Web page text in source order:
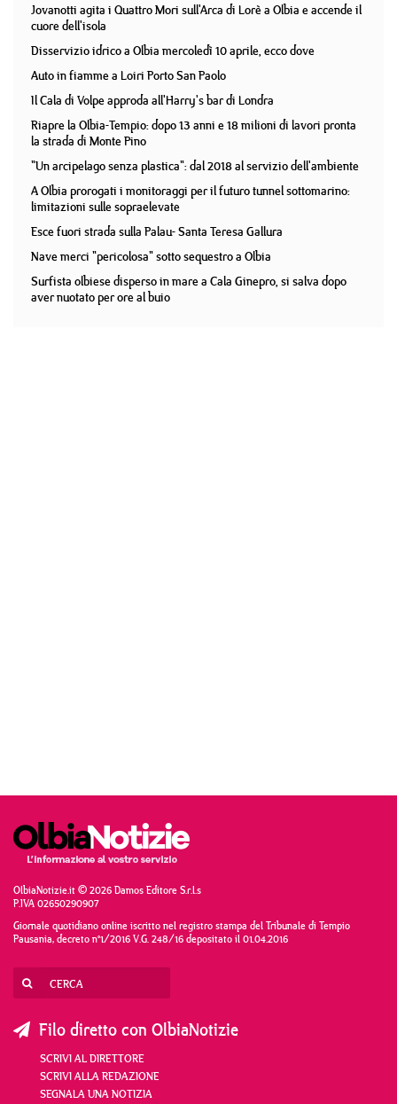
Jovanotti agita i Quattro Mori sull'Arca di Lorè a Olbia e accende il
cuore dell'isola
Disservizio idrico a Olbia mercoledì 10 aprile, ecco dove
Auto in fiamme a Loiri Porto San Paolo
Il Cala di Volpe approda all'Harry's bar di Londra
Riapre la Olbia-Tempio: dopo 13 anni e 18 milioni di lavori pronta
la strada di Monte Pino
"Un arcipelago senza plastica": dal 2018 al servizio dell'ambiente
A Olbia prorogati i monitoraggi per il futuro tunnel sottomarino:
limitazioni sulle sopraelevate
Esce fuori strada sulla Palau- Santa Teresa Gallura
Nave merci "pericolosa" sotto sequestro a Olbia
Surfista olbiese disperso in mare a Cala Ginepro, si salva dopo
aver nuotato per ore al buio
OlbiaNotizie.it © 2026 Damos Editore S.r.l.s
P.IVA 02650290907
Giornale quotidiano online iscritto nel registro stampa del Tribunale di Tempio
Pausania, decreto n°1/2016 V.G. 248/16 depositato il 01.04.2016
Filo diretto con OlbiaNotizie
SCRIVI AL DIRETTORE
SCRIVI ALLA REDAZIONE
SEGNALA UNA NOTIZIA